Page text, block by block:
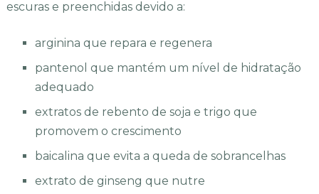
escuras e preenchidas devido a:
arginina que repara e regenera
pantenol que mantém um nível de hidratação
adequado
extratos de rebento de soja e trigo que
promovem o crescimento
baicalina que evita a queda de sobrancelhas
extrato de ginseng que nutre